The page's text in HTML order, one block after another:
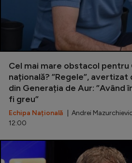
Cel mai mare obstacol pentru
națională? ”Regele”,
din Generația de Aur: ”Având
fi greu”
Echipa Națională | Andrei
12:00